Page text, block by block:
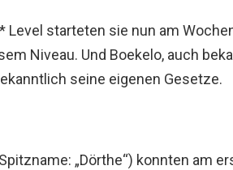
Level starteten sie nun am
Niveau. Und Boekelo, auch
seine eigenen Gesetze.
„Dörthe“) konnten am